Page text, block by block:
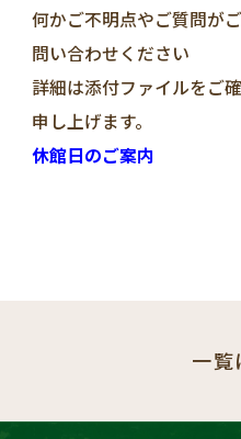
何かご不明点やご質問が
問い合わせください
詳細は添付ファイルをご
申し上げます。
休館日のご案内
一覧